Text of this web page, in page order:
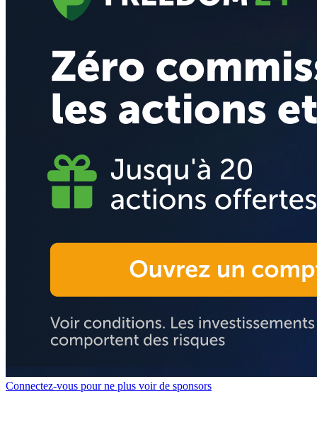
Connectez-vous pour ne plus voir de sponsors